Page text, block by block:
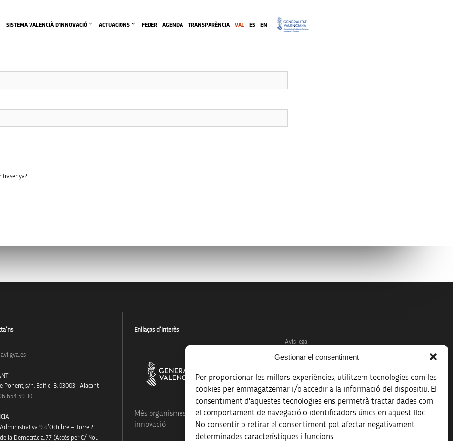
Gestionar el consentiment
Per proporcionar les millors experiències, utilitzem tecnologies com les
cookies per emmagatzemar i/o accedir a la informació del dispositiu. El
consentiment d'aquestes tecnologies ens permetrà tractar dades com
el comportament de navegació o identificadors únics en aquest lloc.
No consentir o retirar el consentiment pot afectar negativament
determinades característiques i funcions.
SISTEMA VALENCIÀ D'INNOVACIÓ ACTUACIONS FEDER AGENDA TRANSPARÈNCIA .
VAL ES EN
Ponent, s/n. Edifici B. 03003 · Alacant
654 59 30
9 d’Octubre – Torre 2
la Democràcia, 77 (Accés per C/ Nou
Enllaços d’interès
Més organismes de suport a la
innovació
Avís legal
Registre d’activitats de tractament
Accessibilitat
Mapa web